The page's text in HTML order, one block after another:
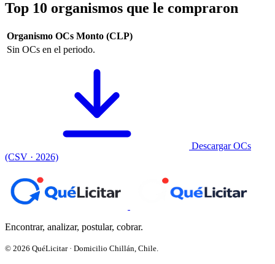
Top 10 organismos que le compraron
Organismo OCs Monto (CLP)
Sin OCs en el periodo.
Descargar OCs
(CSV · 2026)
Encontrar, analizar, postular, cobrar.
© 2026 QuéLicitar · Domicilio Chillán, Chile.